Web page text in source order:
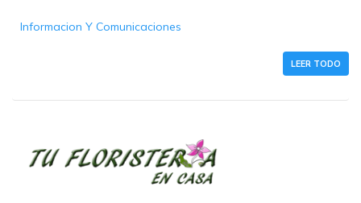
Informacion Y Comunicaciones
LEER TODO